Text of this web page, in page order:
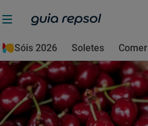
Sóis 2026 Soletes Comer